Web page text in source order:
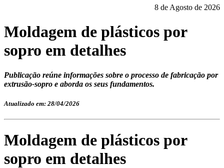
8 de Agosto de 2026
Moldagem de plásticos por
sopro em detalhes
Publicação reúne informações sobre o processo de fabricação por
extrusão-sopro e aborda os seus fundamentos.
Atualizado em: 28/04/2026
Moldagem de plásticos por
sopro em detalhes